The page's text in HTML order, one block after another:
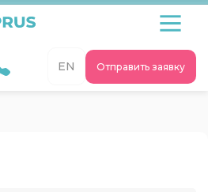
Отправить заявку
EN